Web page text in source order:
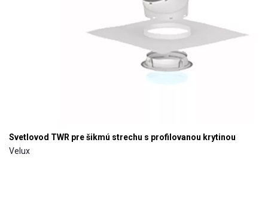
Svetlovod TWR pre šikmú strechu s profilovanou krytinou
Velux